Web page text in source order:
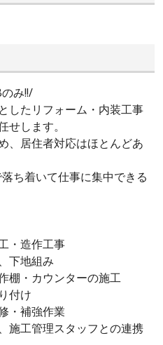
み!!/
したリフォーム・内装工事
せします。
、居住者対応はほとんどあ
ち着いて仕事に集中できる
・造作工事
下地組み
棚・カウンターの施工
付け
・補強作業
施工管理スタッフとの連携